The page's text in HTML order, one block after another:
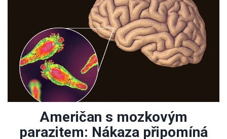
Američan s mozkovým
parazitem: Nákaza připomíná